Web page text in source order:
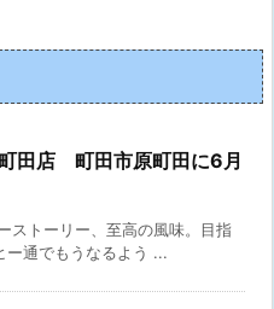
田店 町田市原町田に6月
ストーリー、至高の風味。目指
ー通でもうなるよう ...